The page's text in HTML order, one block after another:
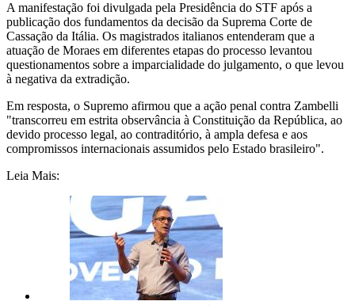
A manifestação foi divulgada pela Presidência do STF após a
publicação dos fundamentos da decisão da Suprema Corte de
Cassação da Itália. Os magistrados italianos entenderam que a
atuação de Moraes em diferentes etapas do processo levantou
questionamentos sobre a imparcialidade do julgamento, o que levou
à negativa da extradição.
Em resposta, o Supremo afirmou que a ação penal contra Zambelli
"transcorreu em estrita observância à Constituição da República, ao
devido processo legal, ao contraditório, à ampla defesa e aos
compromissos internacionais assumidos pelo Estado brasileiro".
Leia Mais: